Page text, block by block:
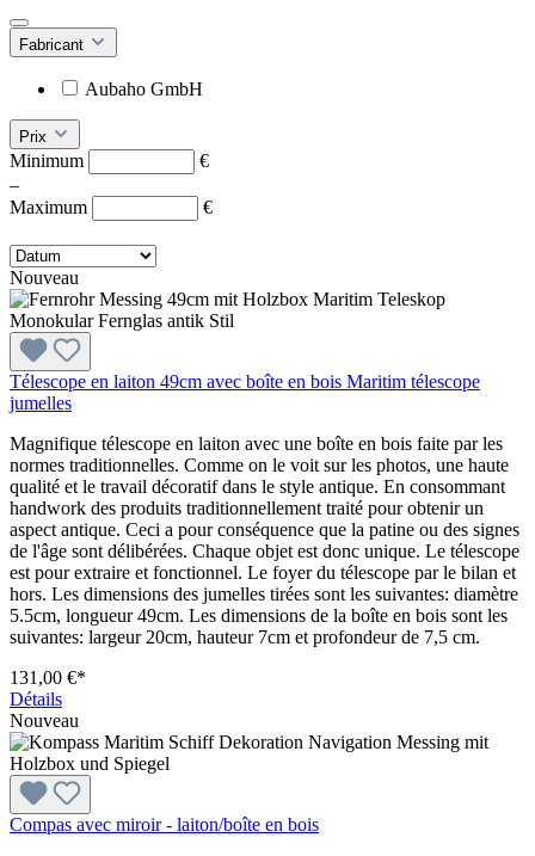
Fabricant
Aubaho GmbH
Prix
Minimum
€
–
Maximum
€
Nouveau
Télescope en laiton 49cm avec boîte en bois Maritim télescope
jumelles
Magnifique télescope en laiton avec une boîte en bois faite par les
normes traditionnelles. Comme on le voit sur les photos, une haute
qualité et le travail décoratif dans le style antique. En consommant
handwork des produits traditionnellement traité pour obtenir un
aspect antique. Ceci a pour conséquence que la patine ou des signes
de l'âge sont délibérées. Chaque objet est donc unique. Le télescope
est pour extraire et fonctionnel. Le foyer du télescope par le bilan et
hors. Les dimensions des jumelles tirées sont les suivantes: diamètre
5.5cm, longueur 49cm. Les dimensions de la boîte en bois sont les
suivantes: largeur 20cm, hauteur 7cm et profondeur de 7,5 cm.
131,00 €*
Détails
Nouveau
Compas avec miroir - laiton/boîte en bois